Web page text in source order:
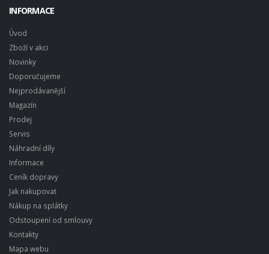
INFORMACE
Úvod
Zboží v akci
Novinky
Doporučujeme
Nejprodávanější
Magazín
Prodej
Servis
Náhradní díly
Informace
Ceník dopravy
Jak nakupovat
Nákup na splátky
Odstoupení od smlouvy
Kontakty
Mapa webu